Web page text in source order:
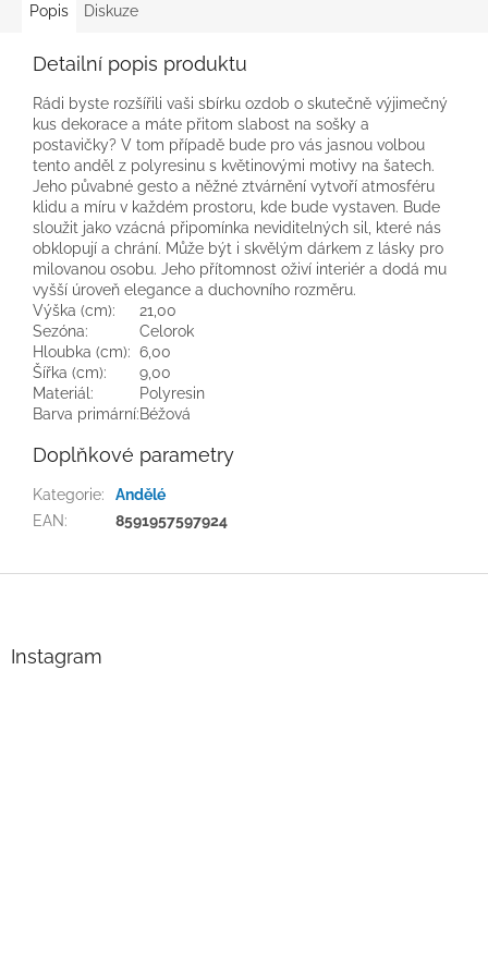
Popis Diskuze
Detailní popis produktu
Rádi byste rozšířili vaši sbírku ozdob o skutečně výjimečný
kus dekorace a máte přitom slabost na sošky a
postavičky? V tom případě bude pro vás jasnou volbou
tento anděl z polyresinu s květinovými motivy na šatech.
Jeho půvabné gesto a něžné ztvárnění vytvoří atmosféru
klidu a míru v každém prostoru, kde bude vystaven. Bude
sloužit jako vzácná připomínka neviditelných sil, které nás
obklopují a chrání. Může být i skvělým dárkem z lásky pro
milovanou osobu. Jeho přítomnost oživí interiér a dodá mu
vyšší úroveň elegance a duchovního rozměru.
Výška (cm):
21,00
Sezóna:
Celorok
Hloubka (cm): 6,00
Šířka (cm):
9,00
Materiál:
Polyresin
Barva primární:Béžová
Doplňkové parametry
Kategorie:
Andělé
EAN: 8591957597924
Instagram